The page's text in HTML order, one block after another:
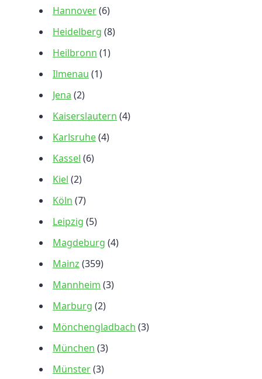
Hannover(6)
Heidelberg (8)
Heilbronn (1)
Ilmenau (1)
Jena (2)
Kaiserslautern (4)
Karlsruhe(4)
Kassel (6)
Kiel (2)
Köln (7)
Leipzig (5)
Magdeburg (4)
Mainz (359)
Mannheim (3)
Marburg (2)
Mönchengladbach (3)
München (3)
Münster(3)